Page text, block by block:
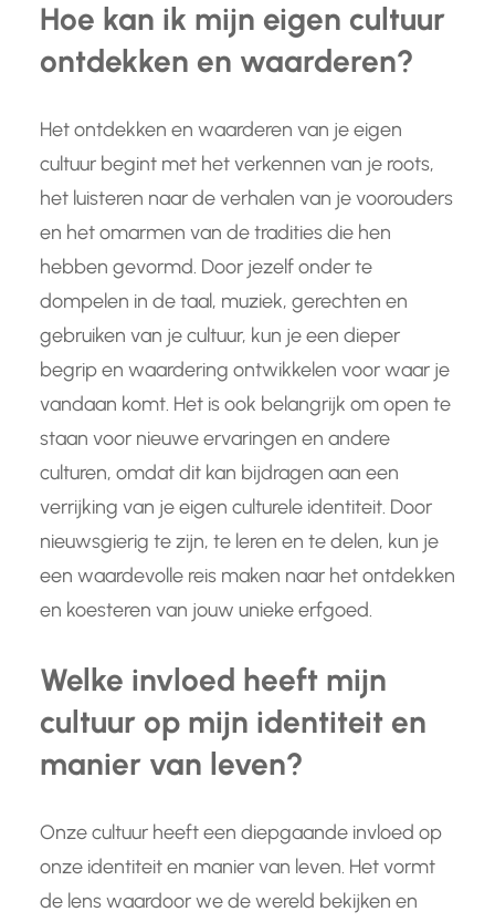
Hoe kan ik mijn eigen cultuur
ontdekken en waarderen?
Het ontdekken en waarderen van je eigen
cultuur begint met het verkennen van je roots,
het luisteren naar de verhalen van je voorouders
en het omarmen van de tradities die hen
hebben gevormd. Door jezelf onder te
dompelen in de taal, muziek, gerechten en
gebruiken van je cultuur, kun je een dieper
begrip en waardering ontwikkelen voor waar je
vandaan komt. Het is ook belangrijk om open te
staan voor nieuwe ervaringen en andere
culturen, omdat dit kan bijdragen aan een
verrijking van je eigen culturele identiteit. Door
nieuwsgierig te zijn, te leren en te delen, kun je
een waardevolle reis maken naar het ontdekken
en koesteren van jouw unieke erfgoed.
Welke invloed heeft mijn
cultuur op mijn identiteit en
manier van leven?
Onze cultuur heeft een diepgaande invloed op
onze identiteit en manier van leven. Het vormt
de lens waardoor we de wereld bekijken en